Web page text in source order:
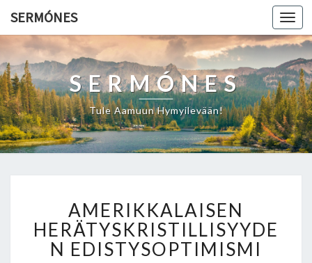
SERMÓNES
SERMÓNES
Tule Aamuun Hymyilevään!
M
E
R
I
AMERIKKALAISEN
HERÄTYSKRISTILLISYYDE
N EDISTYSOPTIMISMI